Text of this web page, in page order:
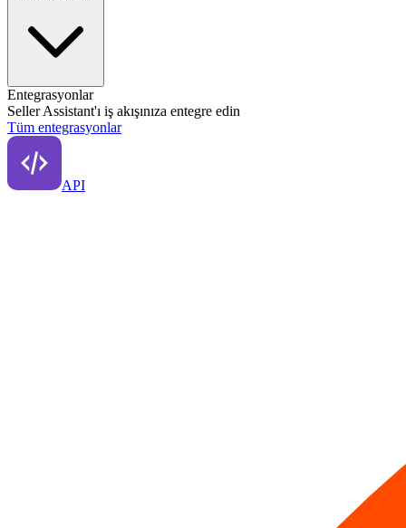
Entegrasyonlar
Seller Assistant'ı iş akışınıza entegre edin
Tüm entegrasyonlar
API